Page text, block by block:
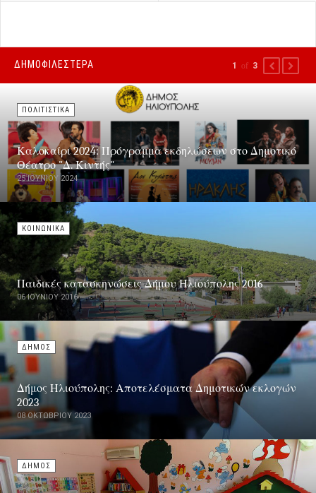
ΔΗΜΟΦΙΛΕΣΤΕΡΑ
ΠΟΛΙΤΙΣΤΙΚΑ
Καλοκαίρι 2024: Πρόγραμμα εκδηλώσεων στο Δημοτικό
Θέατρο "Δ. Κιντής"
25 ΙΟΥΝΊΟΥ 2024
ΚΟΙΝΩΝΙΚΑ
Παιδικές κατασκηνώσεις Δήμου Ηλιούπολης 2016
06 ΙΟΥΝΊΟΥ 2016
ΔΗΜΟΣ
Δήμος Ηλιούπολης: Αποτελέσματα Δημοτικών εκλογών
2023
08 ΟΚΤΩΒΡΊΟΥ 2023
ΔΗΜΟΣ
1 of 3 PREVIOUS
NEXT